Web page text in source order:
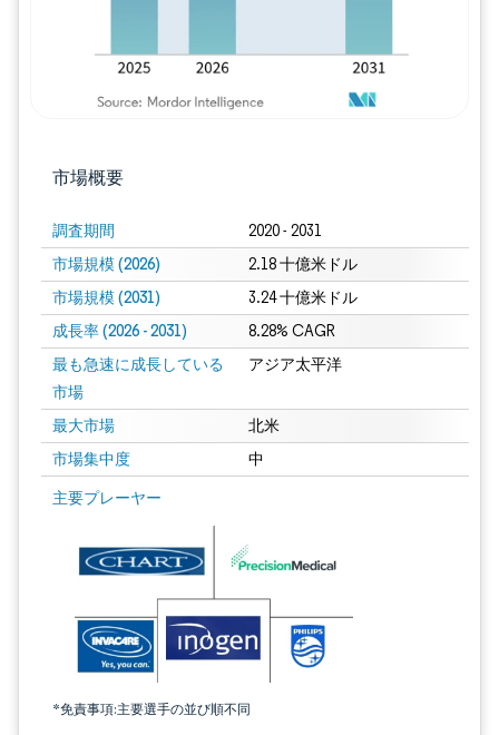
市場概要
調査期間 2020 - 2031
市場規模 (2026) 2.18 十億米ドル
市場規模 (2031) 3.24 十億米ドル
成長率 (2026 - 2031) 8.28% CAGR
最も急速に成長している
市場
アジア太平洋
最大市場 北米
市場集中度 中
主要プレーヤー
*免責事項:主要選手の並び順不同
画像 © Mordor Intelligence。再利用にはCC BY 4.0の表示が必要です。